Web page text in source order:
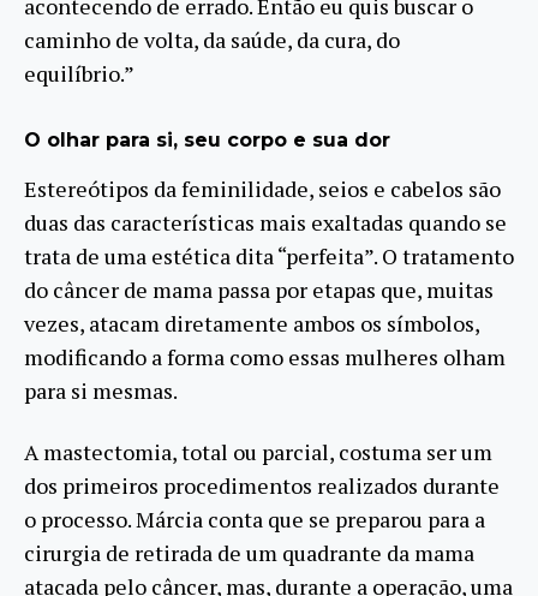
acontecendo de errado. Então eu quis buscar o
caminho de volta, da saúde, da cura, do
equilíbrio.”
O olhar para si, seu corpo e sua dor
Estereótipos da feminilidade, seios e cabelos são
duas das características mais exaltadas quando se
trata de uma estética dita “perfeita”. O tratamento
do câncer de mama passa por etapas que, muitas
vezes, atacam diretamente ambos os símbolos,
modificando a forma como essas mulheres olham
para si mesmas.
A mastectomia, total ou parcial, costuma ser um
dos primeiros procedimentos realizados durante
o processo. Márcia conta que se preparou para a
cirurgia de retirada de um quadrante da mama
atacada pelo câncer, mas, durante a operação, uma